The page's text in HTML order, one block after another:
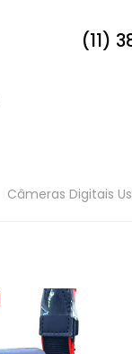
(11)
Câmeras Digitais